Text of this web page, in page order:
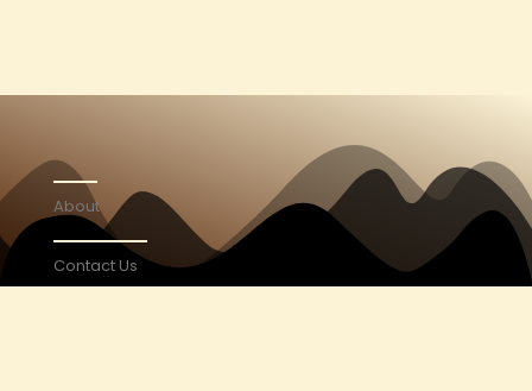
About
Contact Us